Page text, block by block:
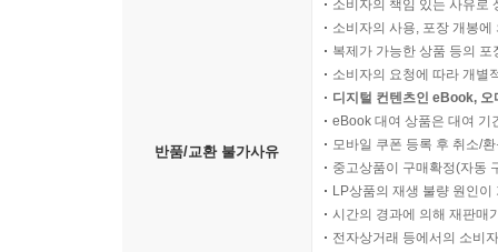
반품/교환 불가사유
소비자의 책임 있는 사유로
소비자의 사용, 포장 개봉
복제가 가능한 상품 등의
소비자의 요청에 따라 개별
디지털 컨텐츠인 eBook,
eBook 대여 상품은 대여 기
모바일 쿠폰 등록 후 취소/
중고상품이 구매확정(자동
LP상품의 재생 불량 원인
시간의 경과에 의해 재판매
전자상거래 등에서의 소비